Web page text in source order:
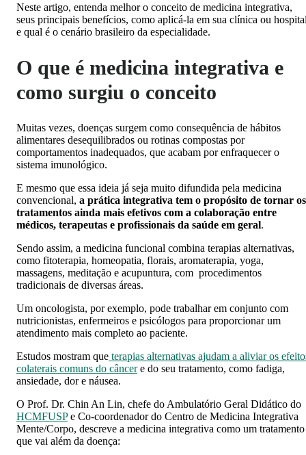
Neste artigo, entenda melhor o conceito de medicina integrativa,
seus principais benefícios, como aplicá-la em sua clínica ou
e qual é o cenário brasileiro da especialidade.
O que é medicina integrativa e
como surgiu o conceito
Muitas vezes, doenças surgem como consequência de hábitos
alimentares desequilibrados ou rotinas compostas por
comportamentos inadequados, que acabam por enfraquecer o
sistema imunológico.
E mesmo que essa ideia já seja muito difundida pela medicina
convencional, a prática integrativa tem o propósito de tornar os
tratamentos ainda mais efetivos com a colaboração entre
médicos, terapeutas e profissionais da saúde em geral.
Sendo assim, a medicina funcional combina terapias alternativas,
como fitoterapia, homeopatia, florais, aromaterapia, yoga,
massagens, meditação e acupuntura, com procedimentos
tradicionais de diversas áreas.
Um oncologista, por exemplo, pode trabalhar em conjunto com
nutricionistas, enfermeiros e psicólogos para proporcionar um
atendimento mais completo ao paciente.
Estudos mostram que terapias alternativas ajudam a aliviar os
colaterais comuns do câncere do seu tratamento, como fadiga,
ansiedade, dor e náusea.
O Prof. Dr. Chin An Lin, chefe do Ambulatório Geral Didático do
HCMFUSPe Co-coordenador do Centro de Medicina Integrativa
Mente/Corpo, descreve a medicina integrativa como um tratamento
que vai além da doença: